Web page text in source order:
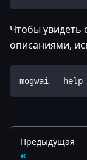
Чтобы увидеть
описаниями,
mogwai --
Предыдущая